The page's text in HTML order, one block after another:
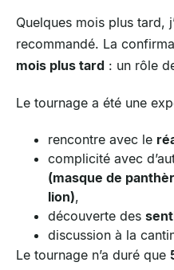
Quelques mois plus tard,
recommandé. La
mois plus tard : un rôle
Le tournage a été une
rencontre avec le
complicité avec
(masque de
lion),
découverte des
discussion à la
Le tournage n’a duré que